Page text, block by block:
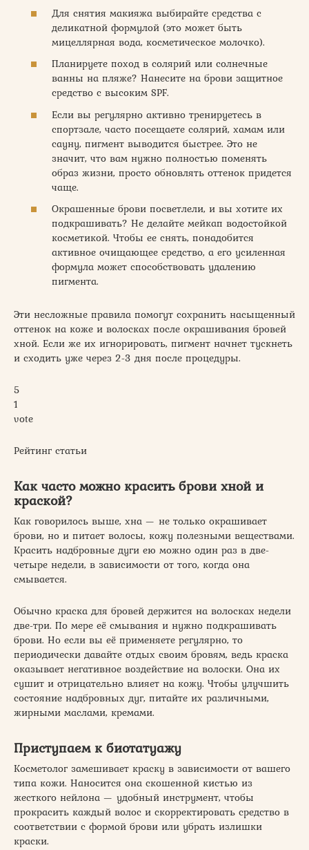
Для снятия макияжа выбирайте средства с
деликатной формулой (это может быть
мицеллярная вода, косметическое молочко).
Планируете поход в солярий или солнечные
ванны на пляже? Нанесите на брови защитное
средство с высоким SPF.
Если вы регулярно активно тренируетесь в
спортзале, часто посещаете солярий, хамам или
сауну, пигмент выводится быстрее. Это не
значит, что вам нужно полностью поменять
образ жизни, просто обновлять оттенок придется
чаще.
Окрашенные брови посветлели, и вы хотите их
подкрашивать? Не делайте мейкап водостойкой
косметикой. Чтобы ее снять, понадобится
активное очищающее средство, а его усиленная
формула может способствовать удалению
пигмента.
Эти несложные правила помогут сохранить насыщенный
оттенок на коже и волосках после окрашивания бровей
хной. Если же их игнорировать, пигмент начнет тускнеть
и сходить уже через 2-3 дня после процедуры.
5
1
vote
Рейтинг статьи
Как часто можно красить брови хной и
краской?
Как говорилось выше, хна — не только окрашивает
брови, но и питает волосы, кожу полезными веществами.
Красить надбровные дуги ею можно один раз в две-
четыре недели, в зависимости от того, когда она
смывается.
Обычно краска для бровей держится на волосках недели
две-три. По мере её смывания и нужно подкрашивать
брови. Но если вы её применяете регулярно, то
периодически давайте отдых своим бровям, ведь краска
оказывает негативное воздействие на волоски. Она их
сушит и отрицательно влияет на кожу. Чтобы улучшить
состояние надбровных дуг, питайте их различными,
жирными маслами, кремами.
Приступаем к биотатуажу
Косметолог замешивает краску в зависимости от вашего
типа кожи. Наносится она скошенной кистью из
жесткого нейлона — удобный инструмент, чтобы
прокрасить каждый волос и скорректировать средство в
соответствии с формой брови или убрать излишки
краски.